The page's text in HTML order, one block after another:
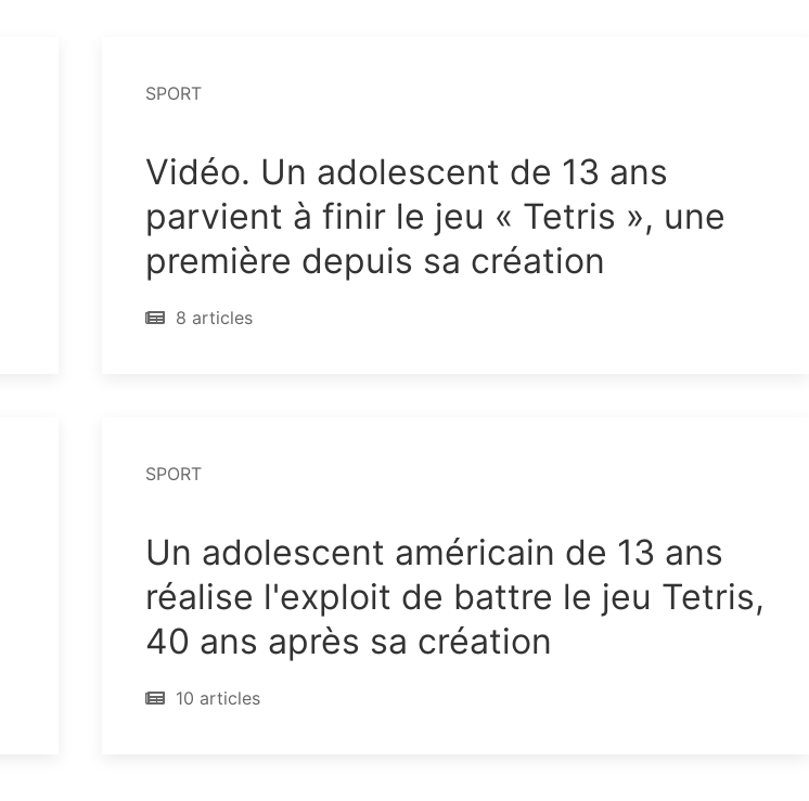
SPORT
Vidéo. Un adolescent de 13 ans
parvient à finir le jeu « Tetris », une
première depuis sa création
8 articles
SPORT
Un adolescent américain de 13 ans
réalise l'exploit de battre le jeu Tetris,
40 ans après sa création
10 articles